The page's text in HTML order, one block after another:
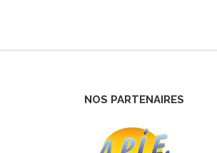
NOS PARTENAIRES